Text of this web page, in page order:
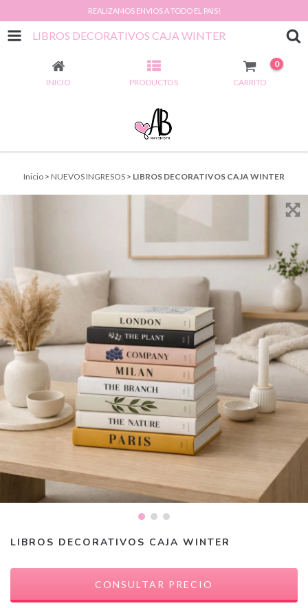
REALIZAMOS ENVIOS A TODO EL PAIS!
LIBROS DECORATIVOS CAJA WINTER
INICIO PRODUCTOS CARRITO
0
Inicio > NUEVOS INGRESOS > LIBROS DECORATIVOS CAJA WINTER
LIBROS DECORATIVOS CAJA WINTER